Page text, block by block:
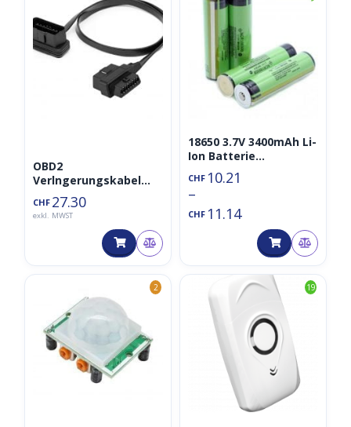
OBD2
Verlngerungskabel
Splitter 1x Male to 2x
Female 60cm
CHF 27.30
exkl. MWST
18650 3.7V 3400mAh Li-
Ion Batterie
NCR18650B
Protected/mit
Schutzelektronik
CHF 10.21
–
CHF 11.14
2 19